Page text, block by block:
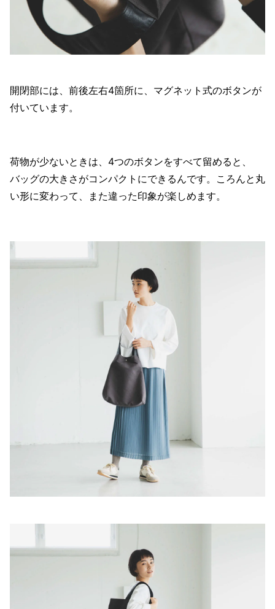
開閉部には、前後左右4箇所に、マグネット式のボタンが
付いています。
荷物が少ないときは、4つのボタンをすべて留めると、
バッグの大きさがコンパクトにできるんです。ころんと丸
い形に変わって、また違った印象が楽しめます。